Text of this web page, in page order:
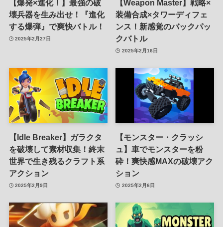
【爆発×進化！】最強の破
壊兵器を生み出せ！『進化
する爆弾』で爽快バトル！
2025年2月27日
【Weapon Master】戦略×
装備合成×タワーディフェ
ンス！新感覚のバックパッ
クバトル
2025年2月16日
【Idle Breaker】ガラクタ
を破壊して素材収集！終末
世界で生き残るクラフト系
アクション
2025年2月9日
【モンスター・クラッシ
ュ】車でモンスターを粉
砕！爽快感MAXの破壊アク
ション
2025年2月6日